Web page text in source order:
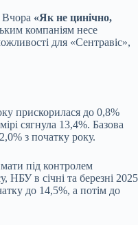
Вчора «Як не цинічно,
компаніям несе
для «Сентравіс»,
прискорилася до 0,8%
сягнула 13,4%. Базова
з початку року.
під контролем
НБУ в січні та березні 2025
до 14,5%, а потім до